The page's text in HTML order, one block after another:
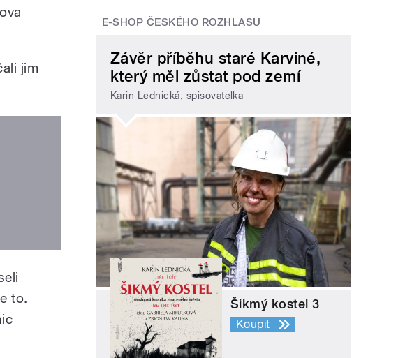
jim
to.
E-SHOP ČESKÉHO ROZHLASU
Závěr příběhu staré Karviné,
který měl zůstat pod zemí
Karin Lednická, spisovatelka
Šikmý kostel 3
Koupit